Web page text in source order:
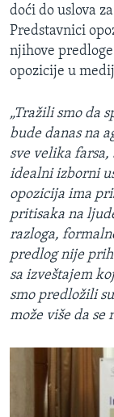
doći do uslova
Predstavnici
njihove
opozicije u
„Tražili smo da
bude danas na
sve velika farsa,
idealni izborni
opozicija ima
pritisaka na
razloga,
predlog nije
sa izveštajem
smo predložili
može više da se